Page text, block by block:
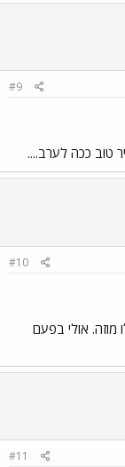
#9
טוב ככה לערב....
#10
מוזה. אולי בפעם
#11